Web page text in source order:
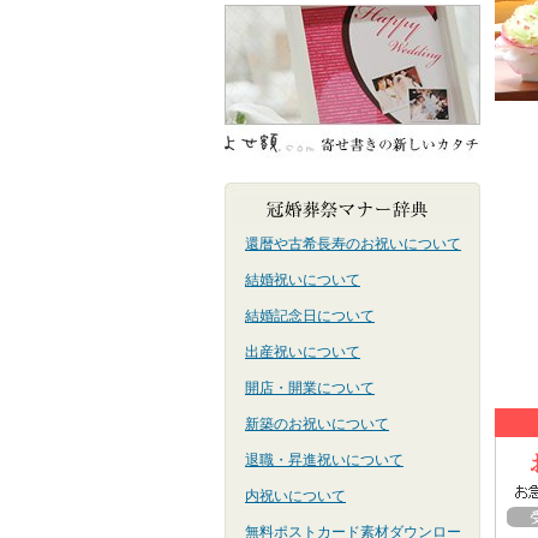
還暦や古希長寿のお祝いについて
結婚祝いについて
結婚記念日について
出産祝いについて
開店・開業について
新築のお祝いについて
退職・昇進祝いについて
内祝いについて
無料ポストカード素材ダウンロー